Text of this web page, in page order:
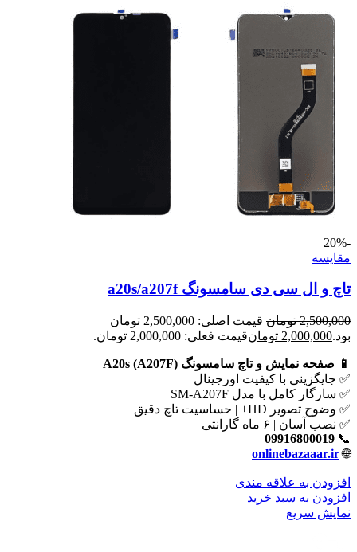
-20%
مقايسه
تاچ و ال سی دی سامسونگ a20s/a207f
2,500,000 تومان
قیمت اصلی: 2,500,000 تومان
بود.2,000,000 تومانقیمت فعلی: 2,000,000 تومان.
📱 صفحه نمایش و تاچ سامسونگ A20s (A207F)
✅ جایگزینی با کیفیت اورجینال
✅ سازگار کامل با مدل SM-A207F
✅ وضوح تصویر HD+ | حساسیت تاچ دقیق
✅ نصب آسان | ۶ ماه گارانتی
📞
09916800019
🌐
onlinebazaaar.ir
افزودن به علاقه مندی
افزودن به سبد خرید
نمایش سریع